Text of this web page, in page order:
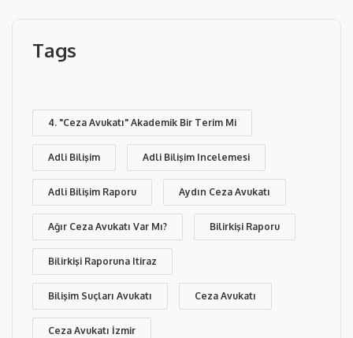
Tags
4. "Ceza Avukatı" Akademik Bir Terim Mi
Adli Bilişim Adli Bilişim Incelemesi
Adli Bilişim Raporu Aydın Ceza Avukatı
Ağır Ceza Avukatı Var Mı? Bilirkişi Raporu
Bilirkişi Raporuna Itiraz
Bilişim Suçları Avukatı Ceza Avukatı
Ceza Avukatı İzmir